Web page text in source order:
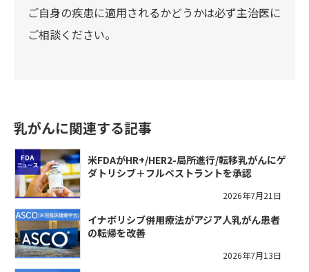
ご自身の疾患に適用されるかどうかは必ず主治医に
ご相談ください。
乳がんに関連する記事
米FDAがHR+/HER2-局所進行/転移乳がんにゲ
ダトリシブ＋フルベストラントを承認
2026年7月21日
イナボリシブ併用療法がアジア人乳がん患者
の転帰を改善
2026年7月13日